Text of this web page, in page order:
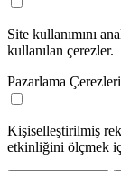
Site kullanımını
kullanılan çerezler.
Pazarlama Çerezleri
Kişiselleştirilmiş
etkinliğini ölçmek